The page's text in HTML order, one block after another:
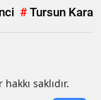
# Tursun
saklıdır.